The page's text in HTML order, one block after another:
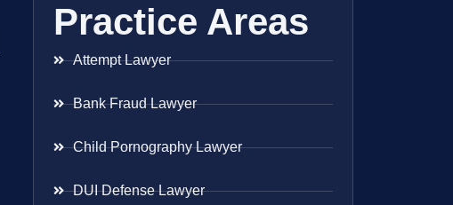
Practice Areas
Attempt Lawyer
Bank Fraud Lawyer
Child Pornography Lawyer
DUI Defense Lawyer